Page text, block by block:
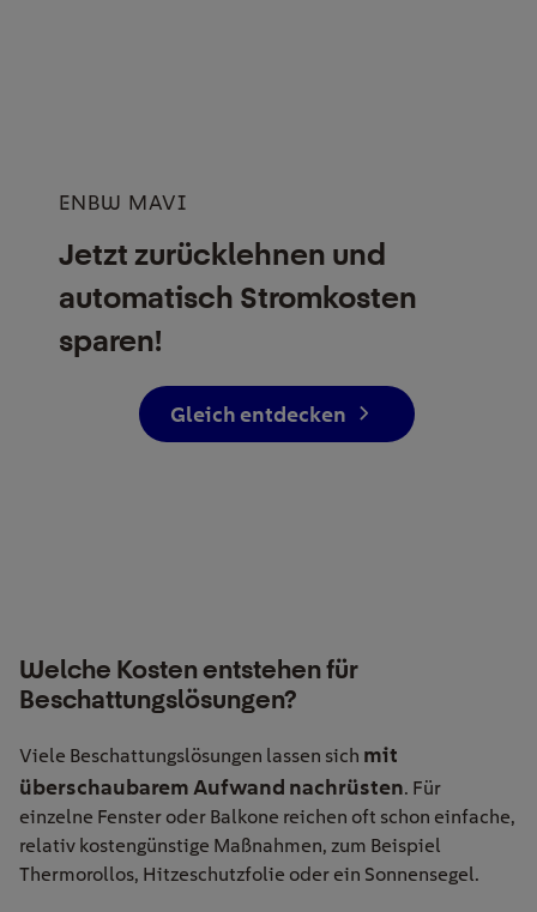
ENBW MAVI
Jetzt zurücklehnen und
automatisch Stromkosten
sparen!
Gleich entdecken
Welche Kosten entstehen für
Beschattungslösungen?
Viele Beschattungslösungen lassen sich mit
überschaubarem Aufwand nachrüsten. Für
einzelne Fenster oder Balkone reichen oft schon einfache,
relativ kostengünstige Maßnahmen, zum Beispiel
Thermorollos, Hitzeschutzfolie oder ein Sonnensegel.